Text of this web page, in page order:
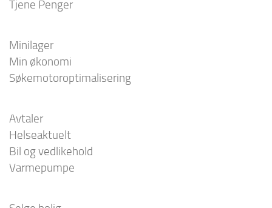
Tjene Penger
Minilager
Min økonomi
Søkemotoroptimalisering
Avtaler
Helseaktuelt
Bil og vedlikehold
Varmepumpe